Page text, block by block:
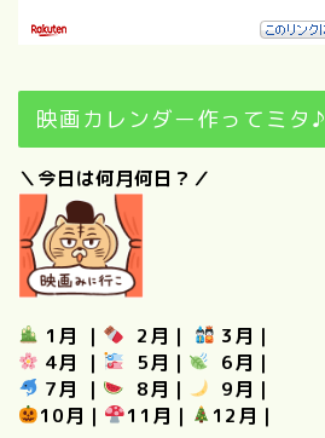
映画カレンダー作ってミタ♪
＼今日は何月何日？／
1月 ｜ 2月 ｜ 3月 ｜
4月
｜ 5月 ｜ 6月 ｜
7月
｜ 8月 ｜ 9月 ｜
10月 ｜ 11月 ｜ 12月 ｜